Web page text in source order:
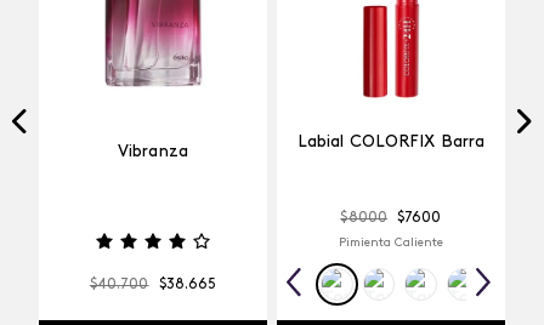
Vibranza
$40.700 $38.665
Labial COLORFIX Barra
$8000 $7600
Pimienta Caliente